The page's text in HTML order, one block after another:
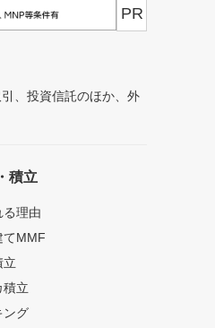
PR
、投資信託のほか、外
積立
る理由
てMMF
立
積立
ング